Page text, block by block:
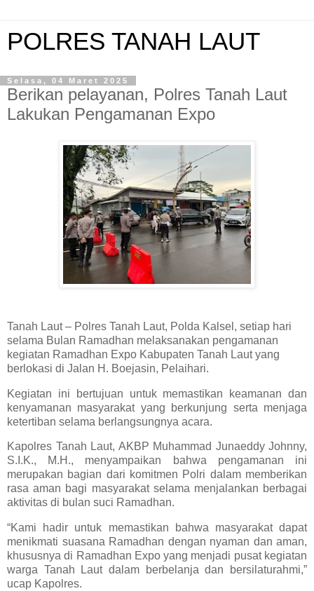
POLRES TANAH LAUT
Selasa, 04 Maret 2025
Berikan pelayanan, Polres Tanah Laut
Lakukan Pengamanan Expo
Tanah Laut – Polres Tanah Laut, Polda Kalsel, setiap hari
selama Bulan Ramadhan melaksanakan pengamanan
kegiatan Ramadhan Expo Kabupaten Tanah Laut yang
berlokasi di Jalan H. Boejasin, Pelaihari.
Kegiatan ini bertujuan untuk memastikan keamanan dan
kenyamanan masyarakat yang berkunjung serta menjaga
ketertiban selama berlangsungnya acara.
Kapolres Tanah Laut, AKBP Muhammad Junaeddy Johnny,
S.I.K., M.H., menyampaikan bahwa pengamanan ini
merupakan bagian dari komitmen Polri dalam memberikan
rasa aman bagi masyarakat selama menjalankan berbagai
aktivitas di bulan suci Ramadhan.
“Kami hadir untuk memastikan bahwa masyarakat dapat
menikmati suasana Ramadhan dengan nyaman dan aman,
khususnya di Ramadhan Expo yang menjadi pusat kegiatan
warga Tanah Laut dalam berbelanja dan bersilaturahmi,”
ucap Kapolres.